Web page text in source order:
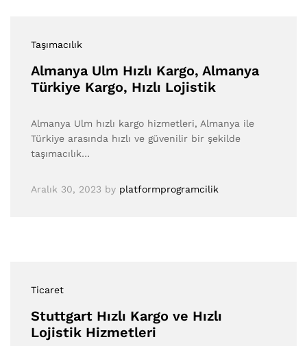
Taşımacılık
Almanya Ulm Hızlı Kargo, Almanya
Türkiye Kargo, Hızlı Lojistik
Almanya Ulm hızlı kargo hizmetleri, Almanya ile
Türkiye arasında hızlı ve güvenilir bir şekilde
taşımacılık…
Aralık 30, 2023 by platformprogramcilik
Ticaret
Stuttgart Hızlı Kargo ve Hızlı
Lojistik Hizmetleri